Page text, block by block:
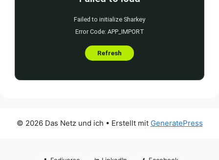
© 2026 Das Netz und ich • Erstellt mit GeneratePress